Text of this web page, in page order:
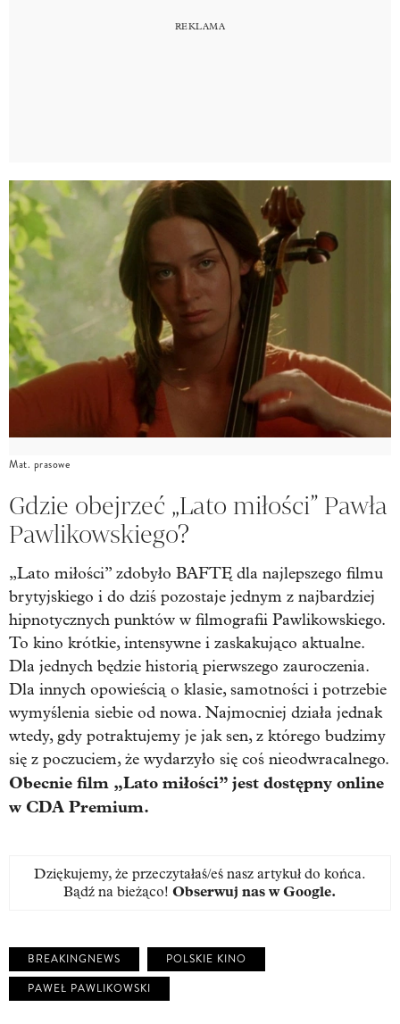
Mat. prasowe
Gdzie obejrzeć „Lato miłości” Pawła
Pawlikowskiego?
„Lato miłości” zdobyło BAFTĘ dla najlepszego filmu
brytyjskiego i do dziś pozostaje jednym z najbardziej
hipnotycznych punktów w filmografii Pawlikowskiego.
To kino krótkie, intensywne i zaskakująco aktualne.
Dla jednych będzie historią pierwszego zauroczenia.
Dla innych opowieścią o klasie, samotności i potrzebie
wymyślenia siebie od nowa. Najmocniej działa jednak
wtedy, gdy potraktujemy je jak sen, z którego budzimy
się z poczuciem, że wydarzyło się coś nieodwracalnego.
Obecnie film „Lato miłości” jest dostępny online
w CDA Premium.
Dziękujemy, że przeczytałaś/eś nasz artykuł do końca.
Bądź na bieżąco! Obserwuj nas w Google.
BREAKINGNEWS
POLSKIE KINO
PAWEŁ PAWLIKOWSKI